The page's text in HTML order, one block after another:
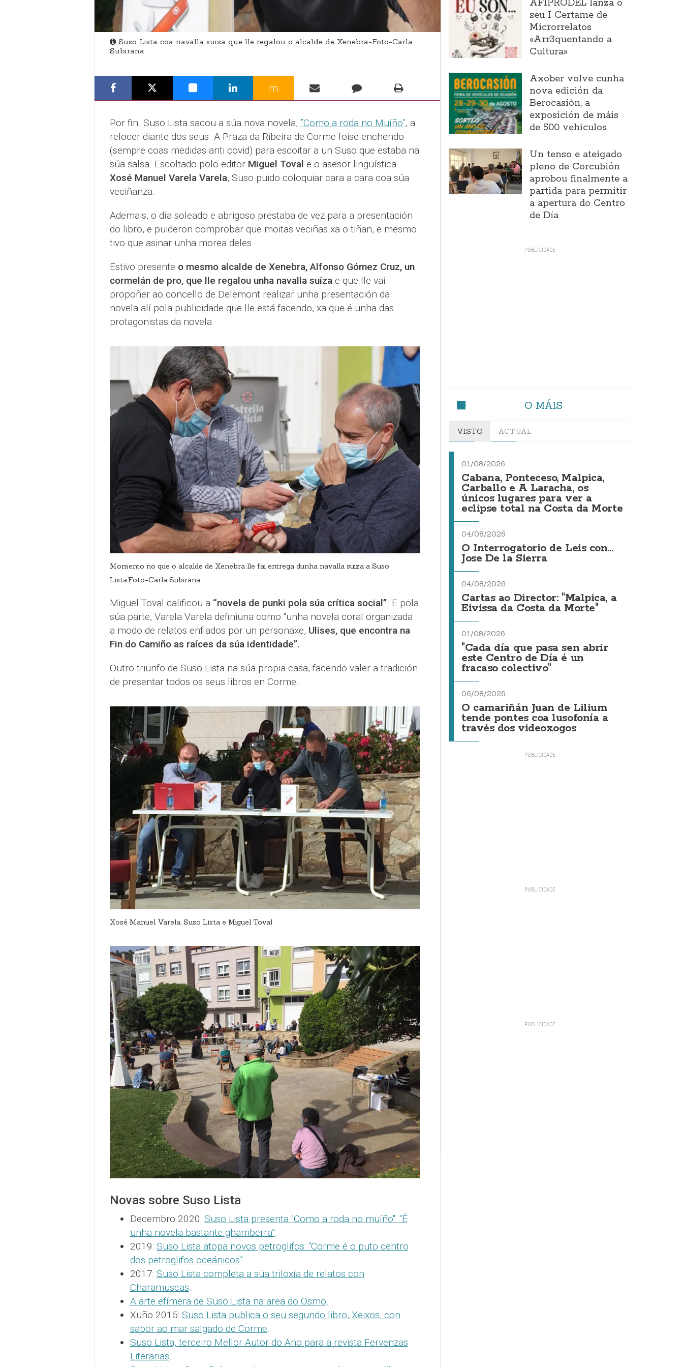
Suso Lista coa navalla suiza que lle regalou o alcalde de Xenebra-Foto-Carla
Subirana
m
Por fin. Suso Lista sacou a súa nova novela, ”Como a roda no Muíño”, a
relocer diante dos seus. A Praza da Ribeira de Corme foise enchendo
(sempre coas medidas anti covid) para escoitar a un Suso que estaba na
súa salsa. Escoltado polo editor Miguel Toval e o asesor lingüística
Xosé Manuel Varela Varela, Suso puido coloquiar cara a cara coa súa
veciñanza.
Ademais, o día soleado e abrigoso prestaba de vez para a presentación
do libro, e puideron comprobar que moitas veciñas xa o tiñan, e mesmo
tivo que asinar unha morea deles.
Estivo presente o mesmo alcalde de Xenebra, Alfonso Gómez Cruz, un
cormelán de pro, que lle regalou unha navalla suízae que lle vai
propoñer ao concello de Delemont realizar unha presentación da
novela alí pola publicidade que lle está facendo, xa que é unha das
protagonistas da novela.
Momento no que o alcalde de Xenebra lle fai entrega dunha navalla suiza a Suso
Lista.Foto-Carla Subirana
Miguel Toval calificou a “novela de punki pola súa crítica social”. E pola
súa parte, Varela Varela definiuna como “unha novela coral organizada
a modo de relatos enfiados por un personaxe, Ulises, que encontra na
Fin do Camiño as raíces da súa identidade”.
Outro triunfo de Suso Lista na súa propia casa, facendo valer a tradición
de presentar todos os seus libros en Corme.
Xosé Manuel Varela, Suso Lista e Miguel Toval
Novas sobre Suso Lista
Decembro 2020: Suso Lista presenta "Como a roda no muíño": "É
unha novela bastante ghamberra”.
2019: Suso Lista atopa novos petroglifos: “Corme é o puto centro
dos petroglifos oceánicos”.
2017: Suso Lista completa a súa triloxía de relatos con
Charamuscas.
A arte efímera de Suso Lista na area do Osmo.
Xuño 2015: Suso Lista publica o seu segundo libro, Xeixos, con
sabor ao mar salgado de Corme.
Suso Lista, terceiro Mellor Autor do Ano para a revista Fervenzas
Literarias.
AFIPRODEL lanza o
seu I Certame de
Microrrelatos
«Arr3quentando a
Cultura»
Axober volve cunha
nova edición da
Berocasión, a
exposición de máis
de 500 vehículos
Un tenso e ateigado
pleno de Corcubión
aprobou finalmente a
partida para permitir
a apertura do Centro
de Día
O MÁIS
VISTO ACTUAL
01/08/2026
Cabana, Ponteceso, Malpica,
Carballo e A Laracha, os
únicos lugares para ver a
eclipse total na Costa da Morte
04/08/2026
O Interrogatorio de Leis con...
Jose De la Sierra
04/08/2026
Cartas ao Director: "Malpica, a
Eivissa da Costa da Morte"
01/08/2026
"Cada día que pasa sen abrir
este Centro de Día é un
fracaso colectivo"
06/08/2026
O camariñán Juan de Lilium
tende pontes coa lusofonía a
través dos videoxogos